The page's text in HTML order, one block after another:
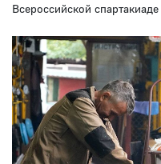
Всероссийской